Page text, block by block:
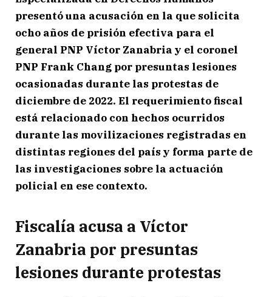
presentó una acusación en la que solicita
ocho años de prisión efectiva para el
general PNP Víctor Zanabria y el coronel
PNP Frank Chang por presuntas lesiones
ocasionadas durante las protestas de
diciembre de 2022. El requerimiento fiscal
está relacionado con hechos ocurridos
durante las movilizaciones registradas en
distintas regiones del país y forma parte de
las investigaciones sobre la actuación
policial en ese contexto.
Fiscalía acusa a Víctor
Zanabria por presuntas
lesiones durante protestas